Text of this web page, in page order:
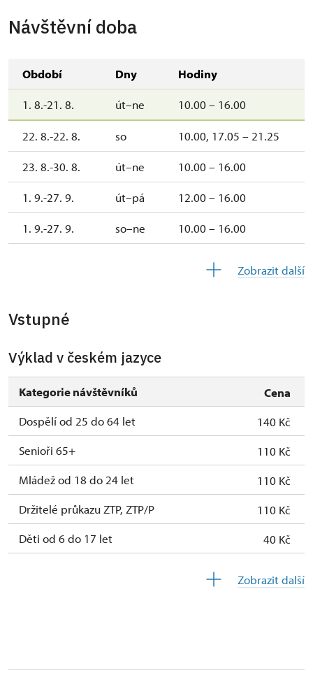
Návštěvní doba
Období Dny Hodiny
1. 8.-21. 8. út–ne 10.00 – 16.00
22. 8.-22. 8. so 10.00, 17.05 – 21.25
23. 8.-30. 8. út–ne 10.00 – 16.00
1. 9.-27. 9. út–pá 12.00 – 16.00
1. 9.-27. 9. so–ne 10.00 – 16.00
10.00 – 16.00
29. 9.-27. 10.
28. 10.-28. 10. st
29. 10.-1. 11. út–pá 12.00 – 16.00
Zobrazit další
Vstupné
Výklad v českém jazyce
Kategorie návštěvníků
Cena
Dospělí od 25 do 64 let
140 Kč
Senioři 65+
110 Kč
Mládež od 18 do 24 let
110 Kč
Držitelé průkazu ZTP, ZTP/P
110 Kč
Děti od 6 do 17 let
40 Kč
Zobrazit další